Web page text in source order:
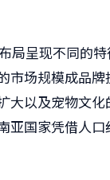
呈现不同的特
场规模成品牌
大以及宠物文化
亚国家凭借人